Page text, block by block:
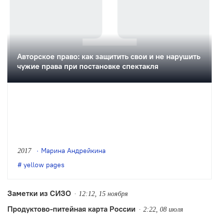
Авторское право: как защитить свои и не нарушить
чужие права при постановке спектакля
2017
Марина Андрейкина
yellow pages
Заметки из СИЗО 12:12, 15 ноября
Продуктово-питейная карта России 2:22, 08 июля